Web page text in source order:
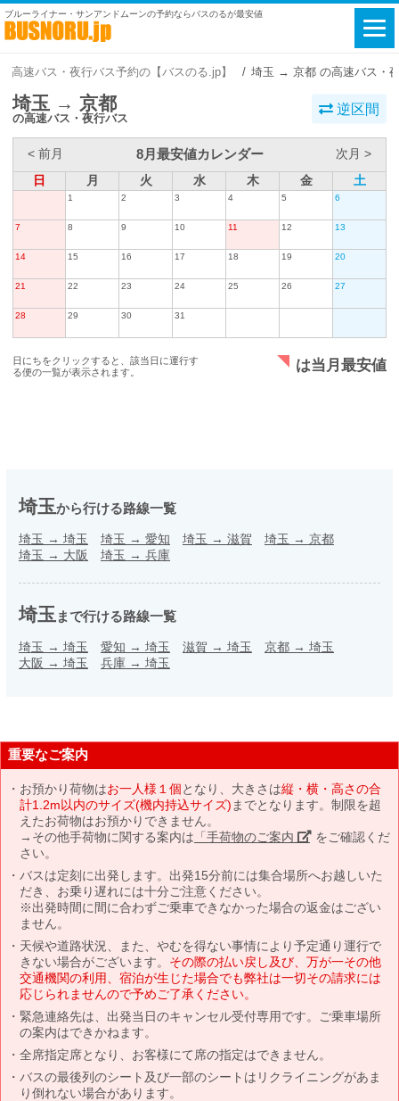
ブルーライナー・サンアンドムーンの予約ならバスのるが最安値
高速バス・夜行バス予約の【バスのる.jp】 埼玉 → 京都 の高速バス・
埼玉 → 京都
の高速バス・夜行バス
逆区間
< 前月 8月最安値カレンダー
次月 >
日
月 火 水 木 金 土
1 2 3 4 5 6
7 8 9 10 11 12 13
14 15 16 17 18 19 20
21 22 23 24 25 26 27
28 29 30 31
日にちをクリックすると、該当日に運行す
る便の一覧が表示されます。
は当月最安値
埼玉から行ける路線一覧
埼玉 → 埼玉 埼玉 → 愛知 埼玉 → 滋賀 埼玉 → 京都
埼玉 → 大阪 埼玉 → 兵庫
埼玉 まで行ける路線一覧
埼玉 → 埼玉 愛知 → 埼玉 滋賀 → 埼玉 京都 → 埼玉
大阪 → 埼玉 兵庫 → 埼玉
重要なご案内
お預かり荷物はお一人様１個となり、大きさは縦・横・高さの合
計1.2m以内のサイズ(機内持込サイズ) までとなります。制限を超
えたお荷物はお預かりできません。
→その他手荷物に関する案内は 「手荷物のご案内」 をご確認くだ
さい。
バスは定刻に出発します。出発15分前には集合場所へお越しいた
だき、お乗り遅れには十分ご注意ください。
※出発時間に間に合わずご乗車できなかった場合の返金はござい
ません。
天候や道路状況、また、やむを得ない事情により予定通り運行で
きない場合がございます。 その際の払い戻し及び、万が一その他
交通機関の利用、宿泊が生じた場合でも弊社は一切その請求には
応じられませんので予めご了承ください。
緊急連絡先は、出発当日のキャンセル受付専用です。ご乗車場所
の案内はできかねます。
全席指定席となり、お客様にて席の指定はできません。
バスの最後列のシート及び一部のシートはリクライニングがあま
り倒れない場合があります。